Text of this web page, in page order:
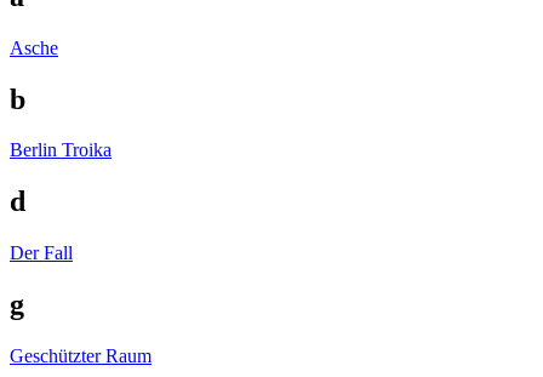
Asche
b
Berlin Troika
d
Der Fall
g
Geschützter Raum